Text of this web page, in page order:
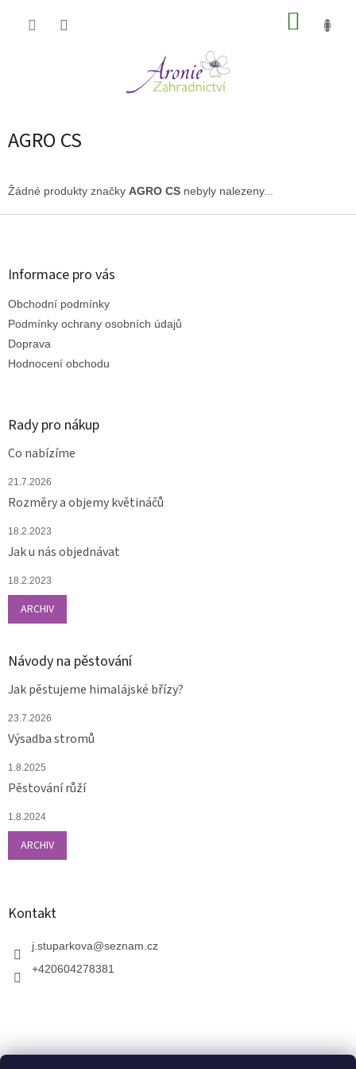
AGRO CS
Žádné produkty značky AGRO CS nebyly nalezeny...
Z
Informace pro vás
Obchodní podmínky
Podmínky ochrany osobních údajů
Doprava
Hodnocení obchodu
Rady pro nákup
Co nabízíme
21.7.2026
Rozměry a objemy květináčů
18.2.2023
Jak u nás objednávat
18.2.2023
ARCHIV
Návody na pěstování
Jak pěstujeme himalájské břízy?
23.7.2026
Výsadba stromů
1.8.2025
Pěstování růží
1.8.2024
ARCHIV
Kontakt
j.stuparkova@seznam.cz
+420604278381